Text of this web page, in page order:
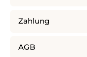
Zahlung
AGB